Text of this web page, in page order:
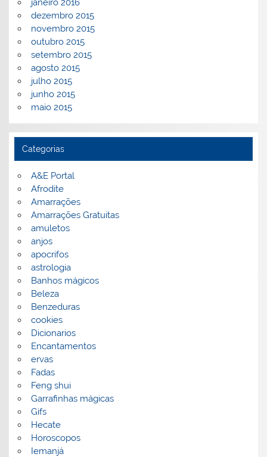
janeiro 2016
dezembro 2015
novembro 2015
outubro 2015
setembro 2015
agosto 2015
julho 2015
junho 2015
maio 2015
Categorias
A&E Portal
Afrodite
Amarrações
Amarrações Gratuitas
amuletos
anjos
apocrifos
astrologia
Banhos mágicos
Beleza
Benzeduras
cookies
Dicionarios
Encantamentos
ervas
Fadas
Feng shui
Garrafinhas mágicas
Gifs
Hecate
Horoscopos
Iemanjá